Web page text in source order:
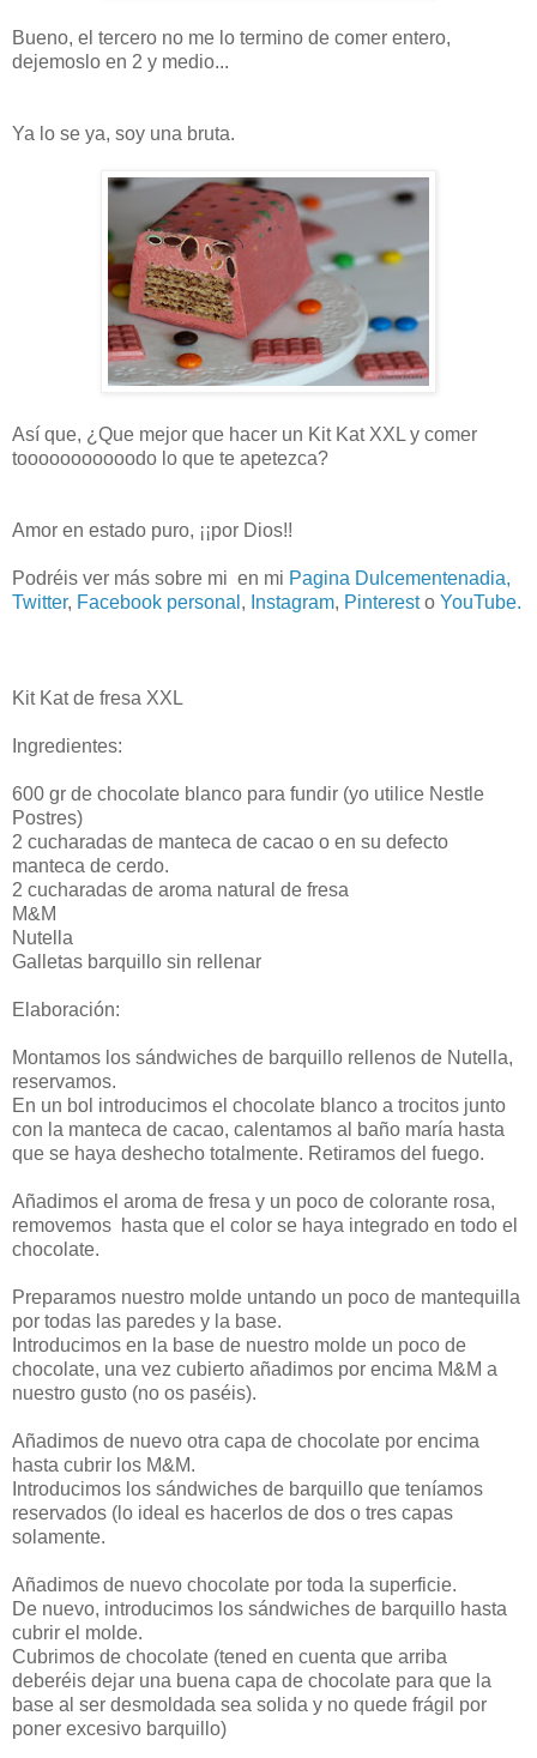
Bueno, el tercero no me lo termino de comer entero,
dejemoslo en 2 y medio...
Ya lo se ya, soy una bruta.
Así que, ¿Que mejor que hacer un Kit Kat XXL y comer
tooooooooooodo lo que te apetezca?
Amor en estado puro, ¡¡por Dios!!
Podréis ver más sobre mi en mi Pagina Dulcementenadia,
Twitter, Facebook personal , Instagram, Pinteresto YouTube.
Kit Kat de fresa XXL
Ingredientes:
600 gr de chocolate blanco para fundir (yo utilice Nestle
Postres)
2 cucharadas de manteca de cacao o en su defecto
manteca de cerdo.
2 cucharadas de aroma natural de fresa
M&M
Nutella
Galletas barquillo sin rellenar
Elaboración:
Montamos los sándwiches de barquillo rellenos de Nutella,
reservamos.
En un bol introducimos el chocolate blanco a trocitos junto
con la manteca de cacao, calentamos al baño maría hasta
que se haya deshecho totalmente. Retiramos del fuego.
Añadimos el aroma de fresa y un poco de colorante rosa,
removemos hasta que el color se haya integrado en todo el
chocolate.
Preparamos nuestro molde untando un poco de mantequilla
por todas las paredes y la base.
Introducimos en la base de nuestro molde un poco de
chocolate, una vez cubierto añadimos por encima M&M a
nuestro gusto (no os paséis).
Añadimos de nuevo otra capa de chocolate por encima
hasta cubrir los M&M.
Introducimos los sándwiches de barquillo que teníamos
reservados (lo ideal es hacerlos de dos o tres capas
solamente.
Añadimos de nuevo chocolate por toda la superficie.
De nuevo, introducimos los sándwiches de barquillo hasta
cubrir el molde.
Cubrimos de chocolate (tened en cuenta que arriba
deberéis dejar una buena capa de chocolate para que la
base al ser desmoldada sea solida y no quede frágil por
poner excesivo barquillo)